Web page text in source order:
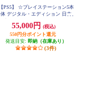
【PS5】 ☆プレイステーション5本
体 デジタル・エディション 日本
nly
55,000円
(税込)
550円分ポイント還元
発送目安: 即納（在庫あり）
(3件)